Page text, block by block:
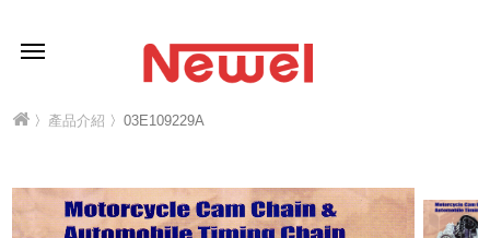
〉 產品介紹 〉03E109229A